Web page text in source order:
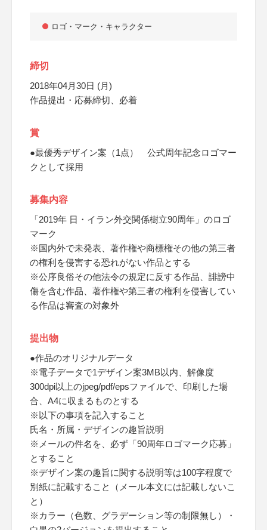
ロゴ・マーク・キャラクター
締切
2018年04月30日 (月)
作品提出・応募締切、必着
賞
●最優秀デザイン案（1点） 公式周年記念ロゴマー
クとして採用
募集内容
「2019年 日・イラン外交関係樹立90周年」のロゴ
マーク
※国内外で未発表、著作権や商標権その他の第三者
の権利を侵害する恐れがない作品とする
※公序良俗その他法令の規定に反する作品、誹謗中
傷を含む作品、著作権や第三者の権利を侵害してい
る作品は審査の対象外
提出物
●作品のオリジナルデータ
※電子データで1デザイン案3MB以内、解像度
300dpi以上のjpeg/pdf/epsファイルで、印刷した場
合、A4に収まるものとする
※以下の事項を記入すること
氏名・所属・デザインの趣旨説明
※メールの件名を、必ず「90周年ロゴマーク応募」
とすること
※デザイン案の趣旨に関する説明等は100字程度で
別紙に記載すること（メール本文には記載しないこ
と）
※カラー（色数、グラデーション等の制限無し）・